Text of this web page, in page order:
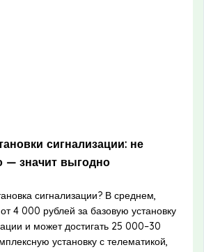
сигнализации: не
— значит выгодно
сигнализации? В среднем,
4 000 рублей за базовую установку
и может достигать 25 000–30
установку с телематикой,